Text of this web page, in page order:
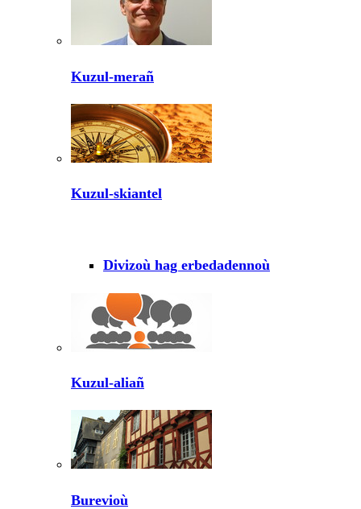
Kuzul-merañ
Kuzul-skiantel
Divizoù hag erbedadennoù
Kuzul-aliañ
Burevioù